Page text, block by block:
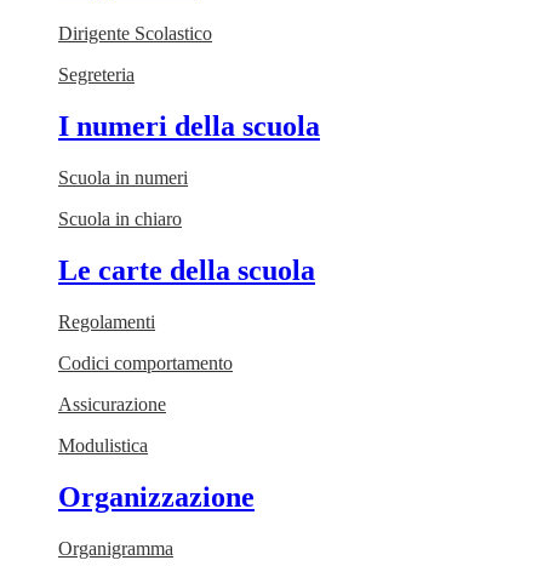
Dirigente Scolastico
Segreteria
I numeri della scuola
Scuola in numeri
Scuola in chiaro
Le carte della scuola
Regolamenti
Codici comportamento
Assicurazione
Modulistica
Organizzazione
Organigramma